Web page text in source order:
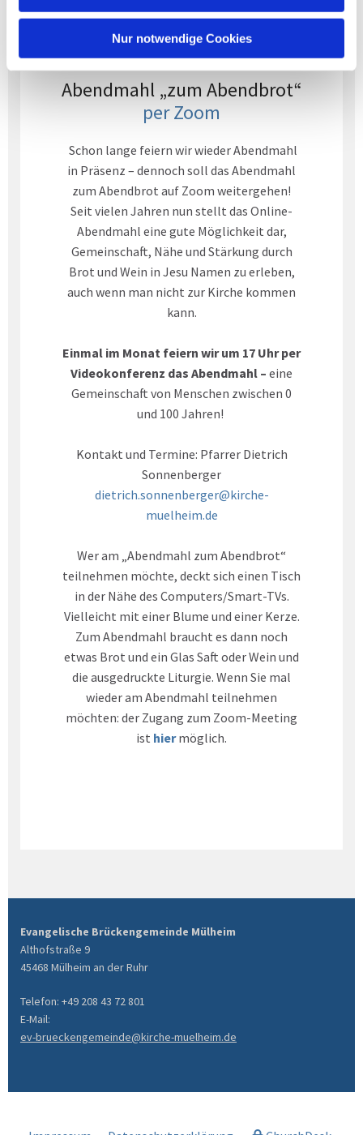
Nur notwendige Cookies
https://t1p.de/VEK-youtube
___
Abendmahl „zum Abendbrot“
per Zoom
Schon lange feiern wir wieder Abendmahl
in Präsenz – dennoch soll das Abendmahl
zum Abendbrot auf Zoom weitergehen!
Seit vielen Jahren nun stellt das Online-
Abendmahl eine gute Möglichkeit dar,
Gemeinschaft, Nähe und Stärkung durch
Brot und Wein in Jesu Namen zu erleben,
auch wenn man nicht zur Kirche kommen
kann.
Einmal im Monat feiern wir um 17 Uhr per
Videokonferenz das Abendmahl – eine
Gemeinschaft von Menschen zwischen 0
und 100 Jahren!
Kontakt und Termine: Pfarrer Dietrich
Sonnenberger
dietrich.sonnenberger@kirche-
muelheim.de
Wer am „Abendmahl zum Abendbrot“
teilnehmen möchte, deckt sich einen Tisch
in der Nähe des Computers/Smart-TVs.
Vielleicht mit einer Blume und einer Kerze.
Zum Abendmahl braucht es dann noch
etwas Brot und ein Glas Saft oder Wein und
die ausgedruckte Liturgie. Wenn Sie mal
wieder am Abendmahl teilnehmen
möchten: der Zugang zum Zoom-Meeting
ist hiermöglich.
Evangelische Brückengemeinde Mülheim
Althofstraße 9
45468 Mülheim an der Ruhr
Telefon: +49 208 43 72 801
E-Mail:
ev-brueckengemeinde@kirche-muelheim.de